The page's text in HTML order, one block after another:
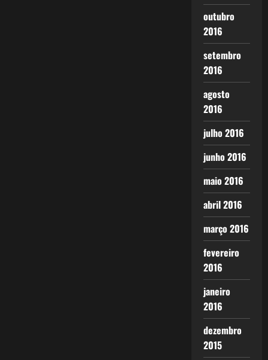
outubro
2016
setembro
2016
agosto
2016
julho 2016
junho 2016
maio 2016
abril 2016
março 2016
fevereiro
2016
janeiro
2016
dezembro
2015